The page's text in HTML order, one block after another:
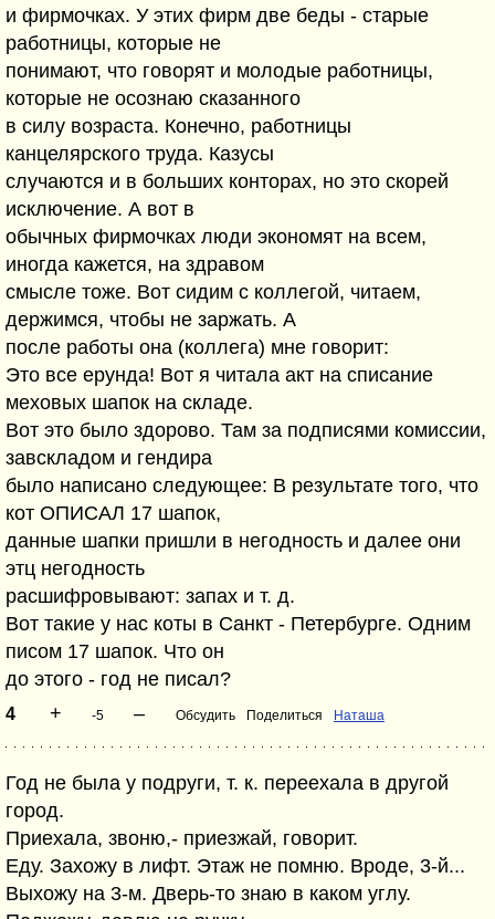
и фирмочках. У этих фирм две беды - старые
работницы, которые не
понимают, что говорят и молодые работницы,
которые не осознаю сказанного
в силу возраста. Конечно, работницы
канцелярского труда. Казусы
случаются и в больших конторах, но это скорей
исключение. А вот в
обычных фирмочках люди экономят на всем,
иногда кажется, на здравом
смысле тоже. Вот сидим с коллегой, читаем,
держимся, чтобы не заржать. А
после работы она (коллега) мне говорит:
Это все ерунда! Вот я читала акт на списание
меховых шапок на складе.
Вот это было здорово. Там за подписями комиссии,
завскладом и гендира
было написано следующее: В результате того, что
кот ОПИСАЛ 17 шапок,
данные шапки пришли в негодность и далее они
этц негодность
расшифровывают: запах и т. д.
Вот такие у нас коты в Санкт - Петербурге. Одним
писом 17 шапок. Что он
до этого - год не писал?
4 + -5 – Обсудить Поделиться Наташа
Год не была у подруги, т. к. переехала в другой
город.
Приехала, звоню,- приезжай, говорит.
Еду. Захожу в лифт. Этаж не помню. Вроде, 3-й...
Выхожу на 3-м. Дверь-то знаю в каком углу.